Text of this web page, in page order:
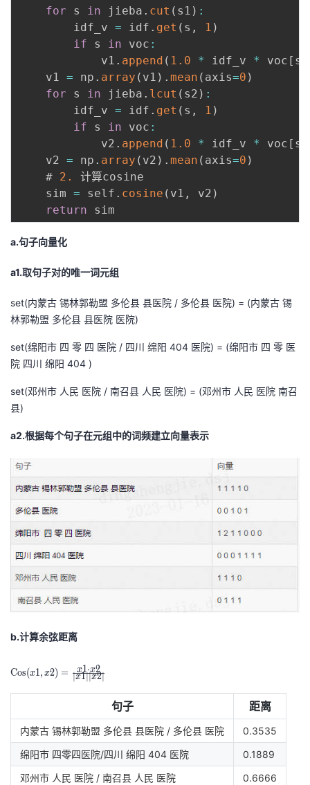
for s in jieba . cut ( s1 ) :
        idf_v
= idf . get ( s , 1 )
if s in voc :
            v1
. append ( 1.0 * idf_v * voc [ s
    v1
= np . array ( v1 ) . mean ( axis=0 )
for s in jieba . lcut ( s2 ) :
        idf_v
= idf . get ( s , 1 )
if s in voc :
            v2
. append ( 1.0 * idf_v * voc [ s
    v2
= np . array ( v2 ) . mean ( axis=0 )
    #
2.
计算cosine
    sim
= self . cosine ( v1 , v2 )
return
a.句子向量化
a1.取句子对的唯一词元组
set(内蒙古 锡林郭勒盟 多伦县 县医院 / 多伦县 医院) = (内蒙古 锡
林郭勒盟 多伦县 县医院 医院)
set(绵阳市 四 零 四 医院 / 四川 绵阳 404 医院) = (绵阳市 四 零 医
院 四川 绵阳 404 )
set(邓州市 人民 医院 / 南召县 人民 医院) = (邓州市 人民 医院 南召
县)
a2.根据每个句子在元组中的词频建立向量表示
b.计算余弦距离
\
er
n
Cos(x1, x2) = ∣x1∣∣x2∣
x1⋅x2
句子 距离
内蒙古 锡林郭勒盟 多伦县 县医院 / 多伦县 医院
0.3535
绵阳市 四零四医院/四川 绵阳 404 医院
0.1889
邓州市 人民 医院 / 南召县 人民 医院
0.6666